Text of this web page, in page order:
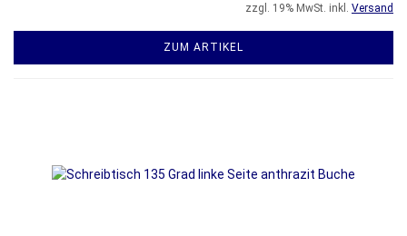
zzgl. 19% MwSt. inkl. Versand
ZUM ARTIKEL